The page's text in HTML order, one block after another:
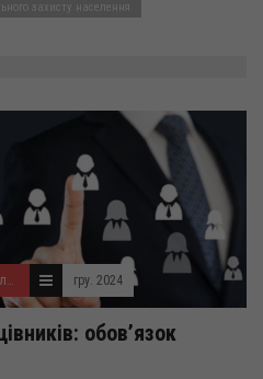
захисту населення
Новини управління праці та соціального захисту населення гру. 2024
обов’язок